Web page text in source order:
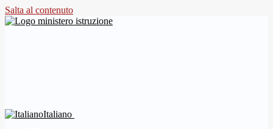
Salta al contenuto
Italiano